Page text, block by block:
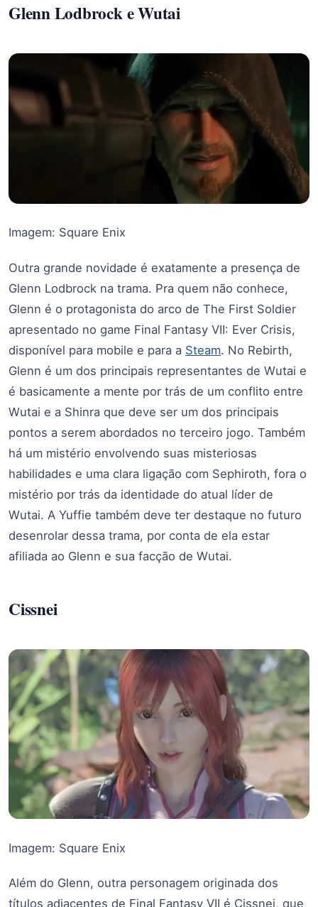
Glenn Lodbrock e Wutai
Imagem: Square Enix
Outra grande novidade é exatamente a presença de
Glenn Lodbrock na trama. Pra quem não conhece,
Glenn é o protagonista do arco de The First Soldier
apresentado no game Final Fantasy VII: Ever Crisis,
disponível para mobile e para a Steam. No Rebirth,
Glenn é um dos principais representantes de Wutai e
é basicamente a mente por trás de um conflito entre
Wutai e a Shinra que deve ser um dos principais
pontos a serem abordados no terceiro jogo. Também
há um mistério envolvendo suas misteriosas
habilidades e uma clara ligação com Sephiroth, fora o
mistério por trás da identidade do atual líder de
Wutai. A Yuffie também deve ter destaque no futuro
desenrolar dessa trama, por conta de ela estar
afiliada ao Glenn e sua facção de Wutai.
Cissnei
Imagem: Square Enix
Além do Glenn, outra personagem originada dos
títulos adjacentes de Final Fantasy VII é Cissnei, que